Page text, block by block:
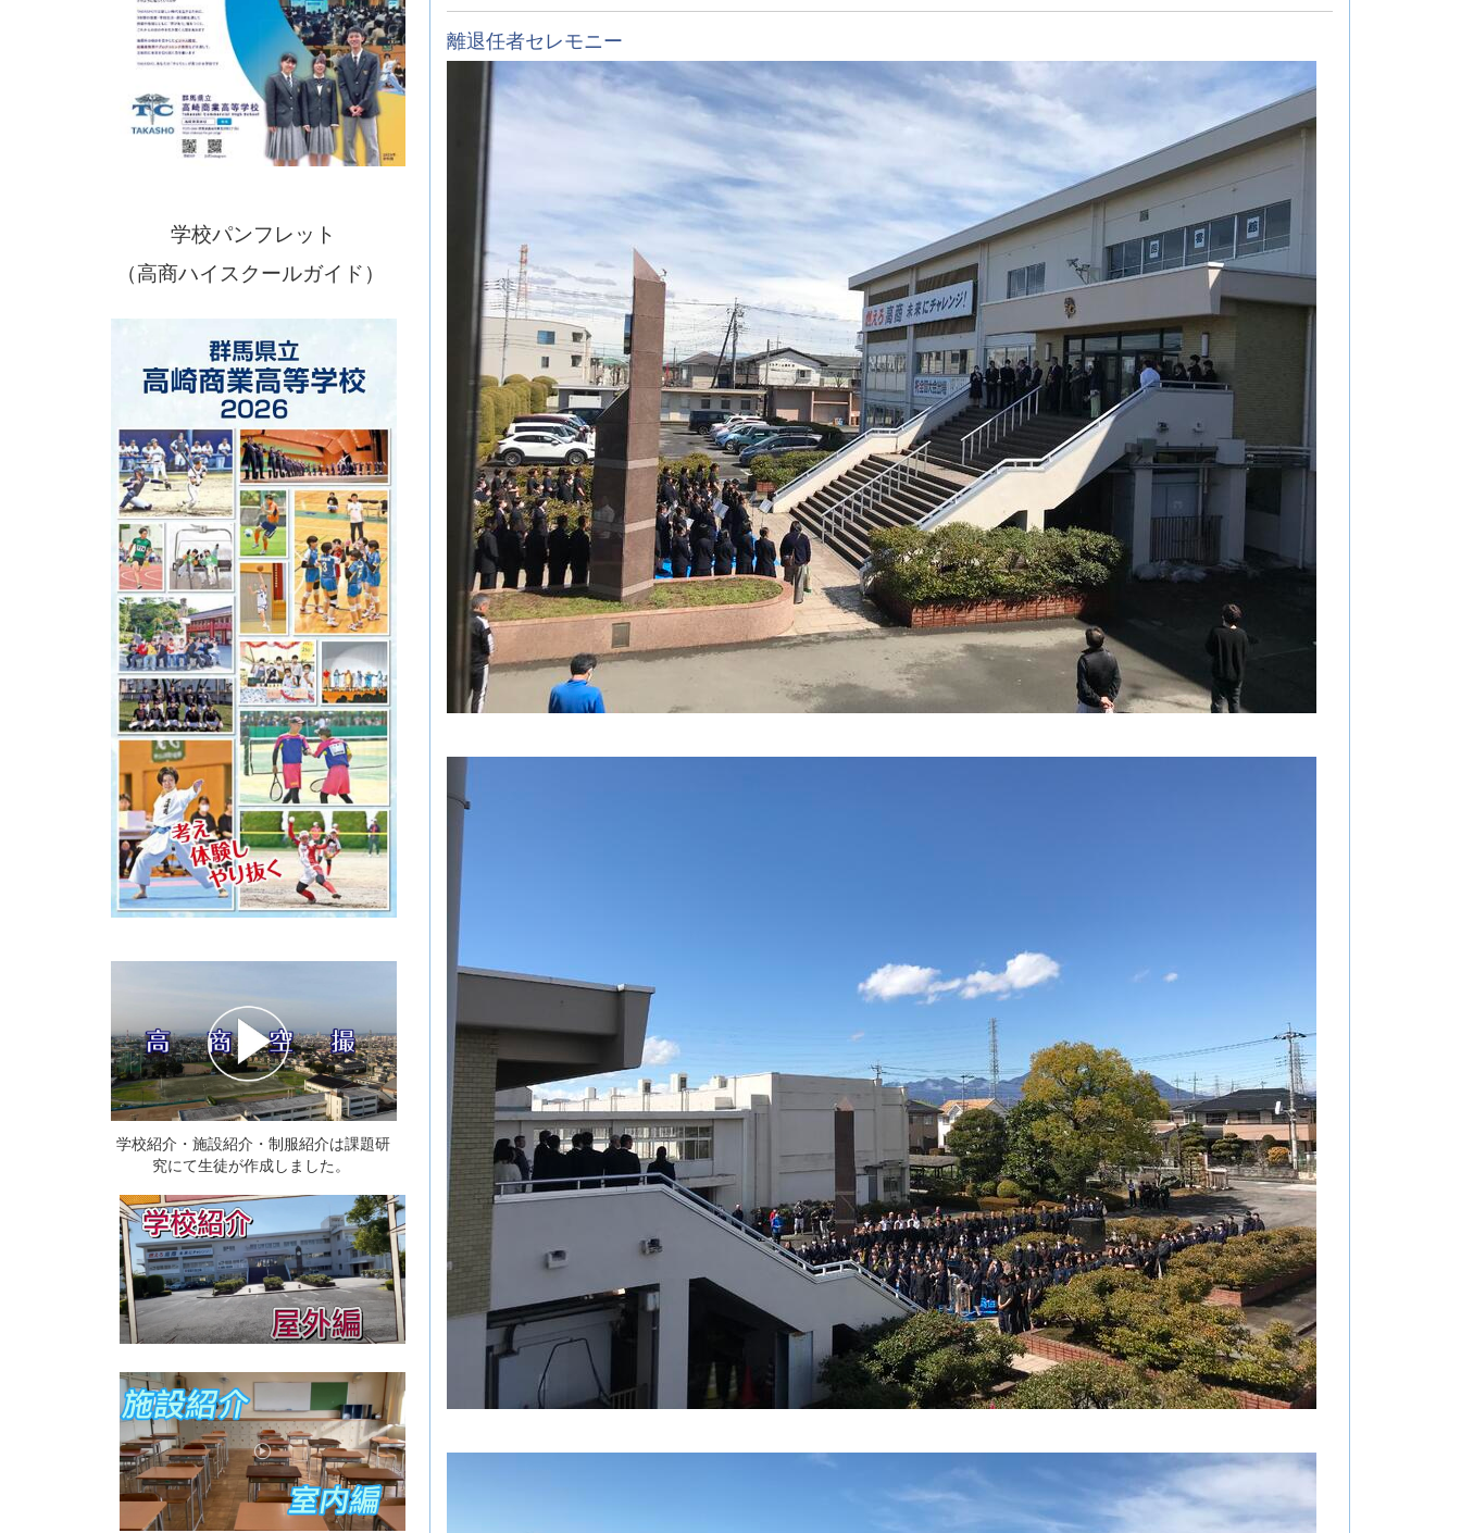
離退任者セレモニー
学校パンフレット
（高商ハイスクールガイド）
学校紹介・施設紹介・制服紹介は課題研
究にて生徒が作成しました。